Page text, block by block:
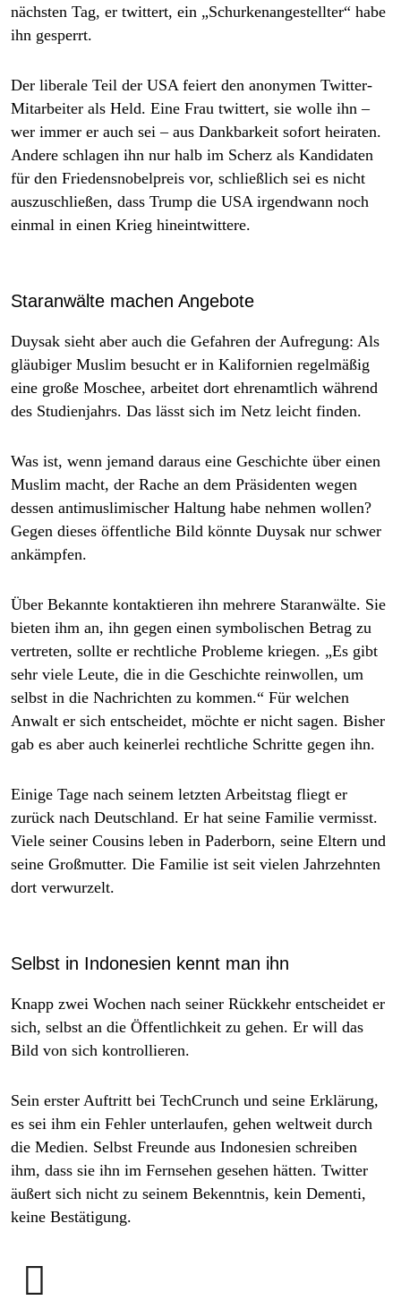
nächsten Tag, er twittert, ein „Schurkenangestellter“ habe
ihn gesperrt.
Der liberale Teil der USA feiert den anonymen Twitter-
Mitarbeiter als Held. Eine Frau twittert, sie wolle ihn –
wer immer er auch sei – aus Dankbarkeit sofort heiraten.
Andere schlagen ihn nur halb im Scherz als Kandidaten
für den Friedensnobelpreis vor, schließlich sei es nicht
auszuschließen, dass Trump die USA irgendwann noch
einmal in einen Krieg hineintwittere.
Staranwälte machen Angebote
Duysak sieht aber auch die Gefahren der Aufregung: Als
gläubiger Muslim besucht er in Kalifornien regelmäßig
eine große Moschee, arbeitet dort ehrenamtlich während
des Studienjahrs. Das lässt sich im Netz leicht finden.
Was ist, wenn jemand daraus eine Geschichte über einen
Muslim macht, der Rache an dem Präsidenten wegen
dessen antimuslimischer Haltung habe nehmen wollen?
Gegen dieses öffentliche Bild könnte Duysak nur schwer
ankämpfen.
Über Bekannte kontaktieren ihn mehrere Staranwälte. Sie
bieten ihm an, ihn gegen einen symbolischen Betrag zu
vertreten, sollte er rechtliche Probleme kriegen. „Es gibt
sehr viele Leute, die in die Geschichte reinwollen, um
selbst in die Nachrichten zu kommen.“ Für welchen
Anwalt er sich entscheidet, möchte er nicht sagen. Bisher
gab es aber auch keinerlei rechtliche Schritte gegen ihn.
Einige Tage nach seinem letzten Arbeitstag fliegt er
zurück nach Deutschland. Er hat seine Familie vermisst.
Viele seiner Cousins leben in Paderborn, seine Eltern und
seine Großmutter. Die Familie ist seit vielen Jahrzehnten
dort verwurzelt.
Selbst in Indonesien kennt man ihn
Knapp zwei Wochen nach seiner Rückkehr entscheidet er
sich, selbst an die Öffentlichkeit zu gehen. Er will das
Bild von sich kontrollieren.
Sein erster Auftritt bei TechCrunch und seine Erklärung,
es sei ihm ein Fehler unterlaufen, gehen weltweit durch
die Medien. Selbst Freunde aus Indonesien schreiben
ihm, dass sie ihn im Fernsehen gesehen hätten. Twitter
äußert sich nicht zu seinem Bekenntnis, kein Dementi,
keine Bestätigung.
